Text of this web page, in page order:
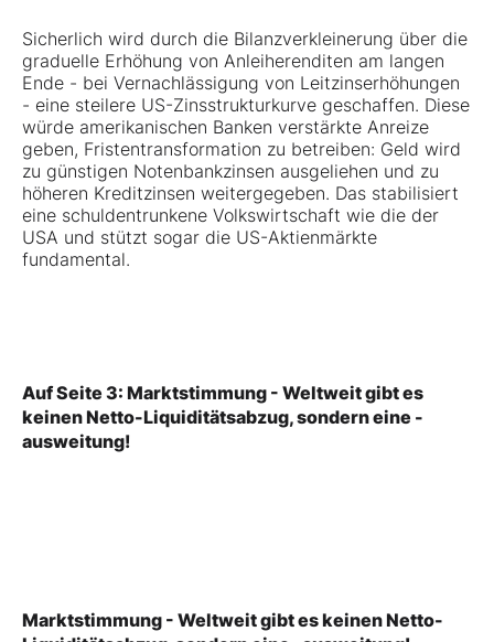
Sicherlich wird durch die Bilanzverkleinerung über die
graduelle Erhöhung von Anleiherenditen am langen
Ende - bei Vernachlässigung von Leitzinserhöhungen
- eine steilere US-Zinsstrukturkurve geschaffen. Diese
würde amerikanischen Banken verstärkte Anreize
geben, Fristentransformation zu betreiben: Geld wird
zu günstigen Notenbankzinsen ausgeliehen und zu
höheren Kreditzinsen weitergegeben. Das stabilisiert
eine schuldentrunkene Volkswirtschaft wie die der
USA und stützt sogar die US-Aktienmärkte
fundamental.
Auf Seite 3: Marktstimmung - Weltweit gibt es
keinen Netto-Liquiditätsabzug, sondern eine -
ausweitung!
Marktstimmung - Weltweit gibt es keinen Netto-